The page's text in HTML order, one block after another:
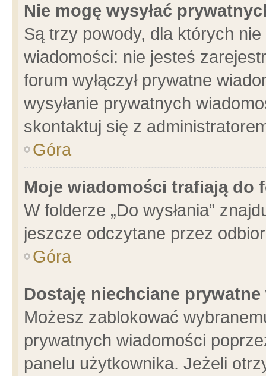
Nie mogę wysyłać
Są trzy powody, dla których
wiadomości: nie jesteś
forum wyłączył prywatne
wysyłanie prywatnych
skontaktuj się z
Góra
Moje wiadomości trafiają do
W folderze „Do wysłania”
jeszcze odczytane przez
Góra
Dostaję niechciane
Możesz zablokować
prywatnych wiadomości
panelu użytkownika. Jeżeli